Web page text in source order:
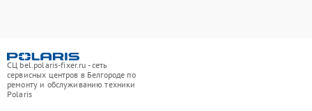
СЦ bel.polaris-fixer.ru - сеть
сервисных центров в Белгороде по
ремонту и обслуживанию техники
Polaris